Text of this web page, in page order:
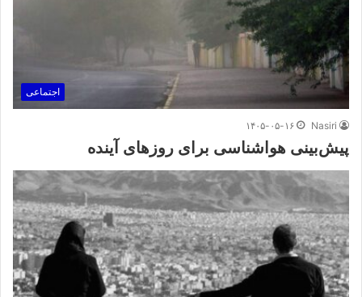
اجتماعی
Nasiri ۱۴۰۵-۰۵-۱۶
پیش‌بینی هواشناسی برای روزهای آینده